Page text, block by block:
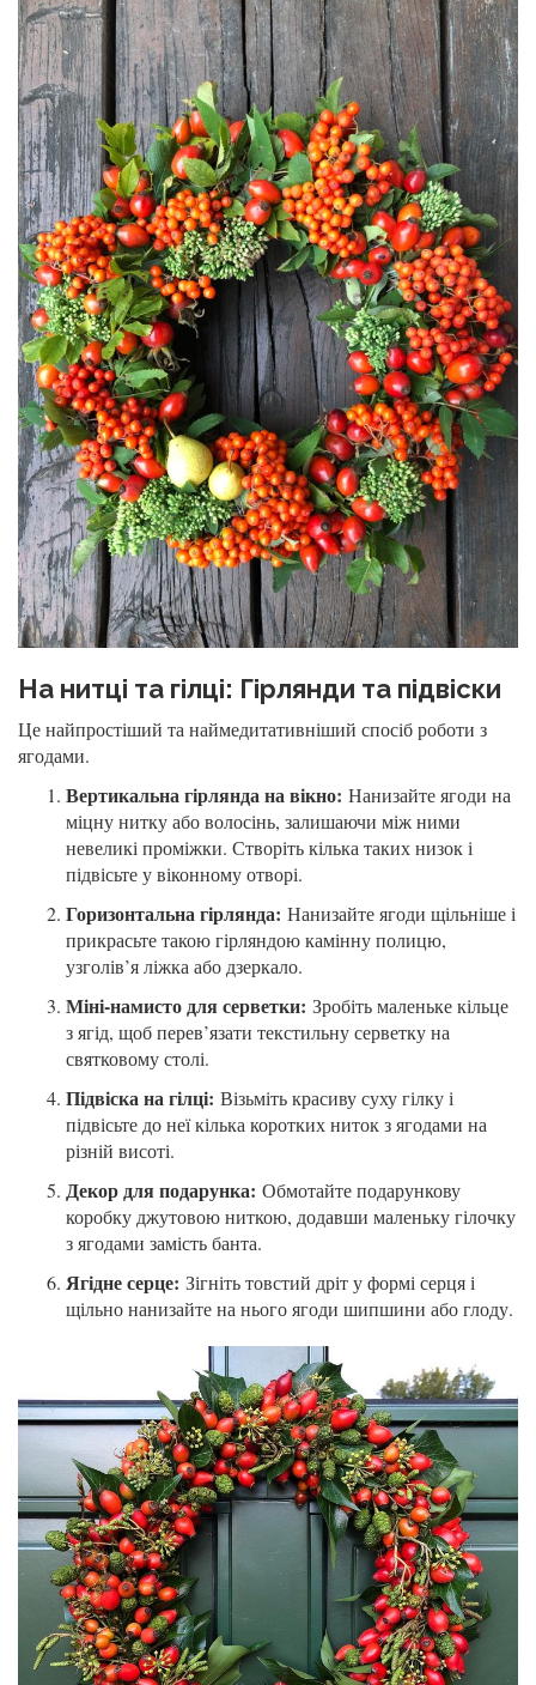
На нитці та гілці: Гірлянди та підвіски
Це найпростіший та наймедитативніший спосіб роботи з
ягодами.
Вертикальна гірлянда на вікно: Нанизайте ягоди на
міцну нитку або волосінь, залишаючи між ними
невеликі проміжки. Створіть кілька таких низок і
підвісьте у віконному отворі.
Горизонтальна гірлянда: Нанизайте ягоди щільніше і
прикрасьте такою гірляндою камінну полицю,
узголів’я ліжка або дзеркало.
Міні-намисто для серветки: Зробіть маленьке кільце
з ягід, щоб перев’язати текстильну серветку на
святковому столі.
Підвіска на гілці: Візьміть красиву суху гілку і
підвісьте до неї кілька коротких ниток з ягодами на
різній висоті.
Декор для подарунка: Обмотайте подарункову
коробку джутовою ниткою, додавши маленьку гілочку
з ягодами замість банта.
Ягідне серце: Зігніть товстий дріт у формі серця і
щільно нанизайте на нього ягоди шипшини або глоду.